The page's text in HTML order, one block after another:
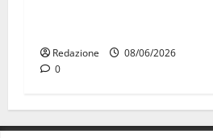
Redazione
08/06/2026
0